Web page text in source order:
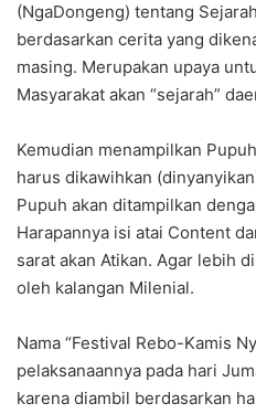
(NgaDongeng) tentang
berdasarkan cerita yang
masing. Merupakan upaya
Masyarakat akan “sejarah”
Kemudian menampilkan
harus dikawihkan
Pupuh akan ditampilkan
Harapannya isi atai Content
sarat akan Atikan. Agar lebih
oleh kalangan Milenial.
Nama “Festival Rebo-Kamis
pelaksanaannya pada hari
karena diambil berdasarkan